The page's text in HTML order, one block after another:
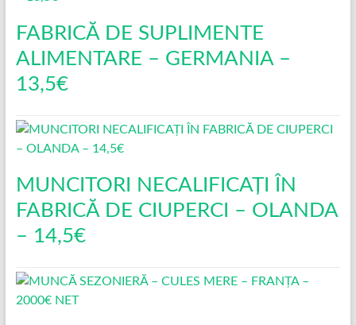
FABRICĂ DE SUPLIMENTE
ALIMENTARE – GERMANIA –
13,5€
MUNCITORI NECALIFICAȚI ÎN
FABRICĂ DE CIUPERCI – OLANDA
– 14,5€